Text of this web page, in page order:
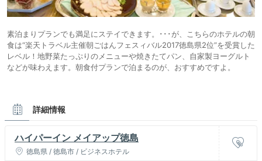
素泊まりプランでも満足にステイできます。･･･が、こちらのホテルの朝
食は“楽天トラベル主催朝ごはんフェスィバル2017徳島県2位”を受賞した
レベル！地野菜たっぷりのメニューや焼きたてパン、自家製ヨーグルト
などが味わえます。朝食付プランで泊まるのが、おすすめですよ。
詳細情報
ハイパーイン メイアップ徳島
徳島県 / 徳島市 / ビジネスホテル